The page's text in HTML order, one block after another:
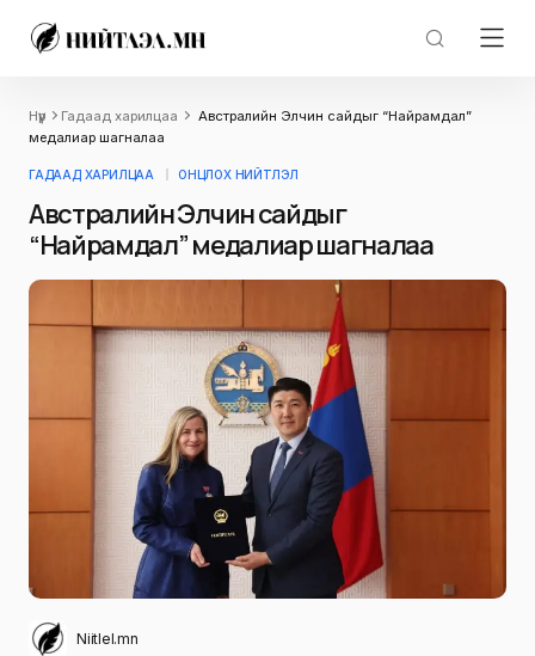
Нүүр Гадаад харилцаа
Австралийн Элчин сайдыг “Найрамдал”
медалиар шагналаа
ГАДААД ХАРИЛЦАА ОНЦЛОХ НИЙТЛЭЛ
Австралийн Элчин сайдыг
“Найрамдал” медалиар шагналаа
Niitlel.mn